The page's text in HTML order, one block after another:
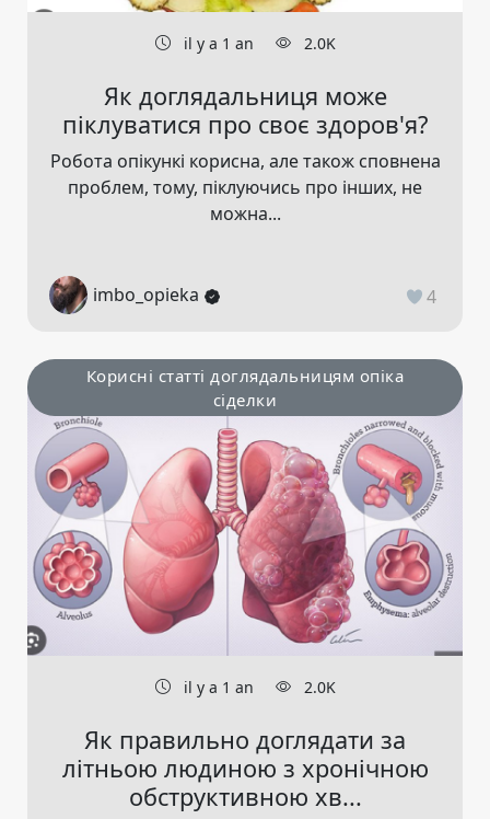
il y a 1 an 2.0K
Як доглядальниця може
піклуватися про своє здоров'я?
Робота опікункі корисна, але також сповнена
проблем, тому, піклуючись про інших, не
можна...
imbo_opieka 4
Корисні статті доглядальницям опіка
сіделки
il y a 1 an 2.0K
Як правильно доглядати за
літньою людиною з хронічною
обструктивною хв...